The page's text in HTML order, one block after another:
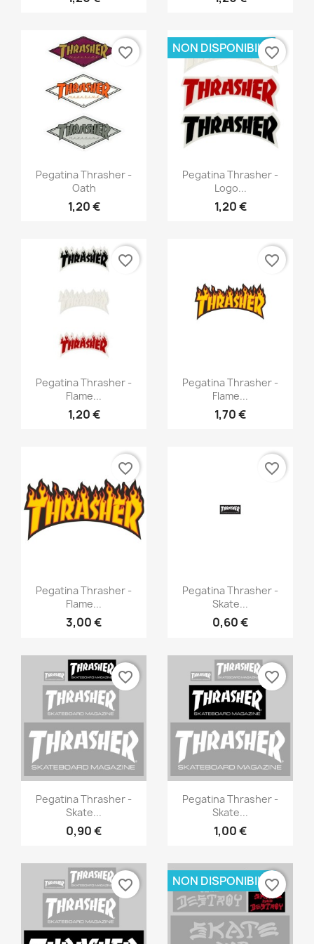
Anteprima
Pegatina Thrasher -
Oath
1,20 €
favorite_border
Anteprima
Pegatina Thrasher -
Logo...
1,20 €
NON DISPONIBILEfavorite_border
Anteprima
Pegatina Thrasher -
Flame...
1,20 €
favorite_border
Anteprima
Pegatina Thrasher -
Flame...
1,70 €
favorite_border
Anteprima
Pegatina Thrasher -
Flame...
3,00 €
favorite_border
Anteprima
Pegatina Thrasher -
Skate...
0,60 €
favorite_border
Anteprima
Pegatina Thrasher -
Skate...
0,90 €
favorite_border
Anteprima
Pegatina Thrasher -
Skate...
1,00 €
favorite_border
favorite_border NON DISPONIBILEfavorite_border